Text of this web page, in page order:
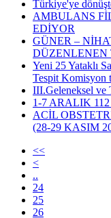
Türkiye'ye
AMBULANS
EDİYOR
GÜNER –
DÜZENLENEN
Yeni 25 Yataklı
Tespit Komisyon
III.Geleneksel ve
1-7 ARALIK
ACİL
(28-29 KASIM
<<
<
..
24
25
26